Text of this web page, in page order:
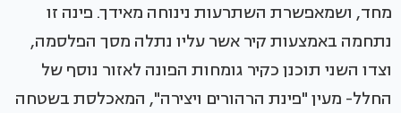
מחד, ושמאפשרת השתרעות נינוחה מאידך. פינה זו
נתחמה באמצעות קיר אשר עליו נתלה מסך הפלסמה,
וצדו השני תוכנן כקיר גומחות הפונה לאזור נוסף של
החלל- מעין "פינת הרהורים ויצירה", המאכלסת בשטחה